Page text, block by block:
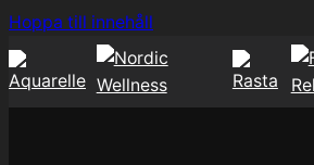
Hoppa till innehåll
till